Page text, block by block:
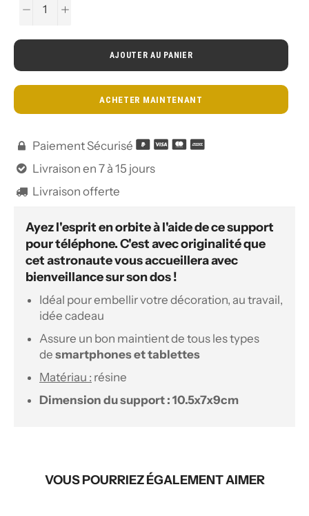
− +
AJOUTER AU PANIER
ACHETER MAINTENANT
 Paiement Sécurisé
 Livraison en 7 à 15 jours
 Livraison offerte
Ayez l'esprit en orbite à l'aide de ce support
pour téléphone. C'est avec originalité que
cet astronaute vous accueillera avec
bienveillance sur son dos !
Idéal pour embellir votre décoration, au travail,
idée cadeau
Assure un bon maintient de tous les types
de smartphones et tablettes
Matériau : résine
Dimension du support : 10.5x7x9cm
VOUS POURRIEZ ÉGALEMENT AIMER